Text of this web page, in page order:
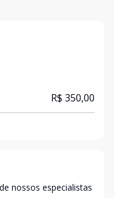
R$ 350,00
nossos especialistas